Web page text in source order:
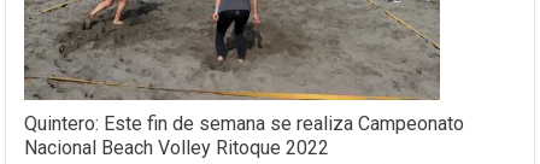
Quintero: Este fin de semana se realiza Campeonato
Nacional Beach Volley Ritoque 2022